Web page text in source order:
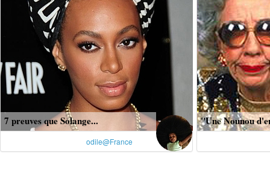
7 preuves que Solange...
odile@France
"Une Nounou